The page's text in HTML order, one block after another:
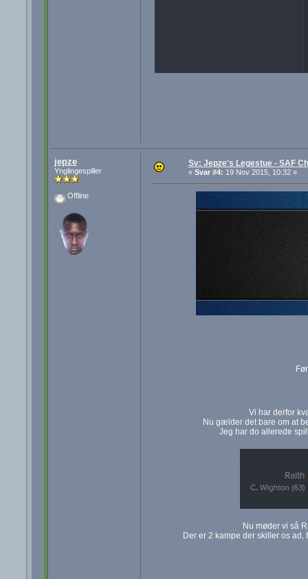
jepze
Ynglingespiller
Offline
Sv: Jepze's Legestue - SAF
« Svar #4: 19 Nov 2015, 10:32 »
Vi har derfor
Nu gælder det bare om at
Jeg har do allerede
Nu møder vi så
Der er 2 kampe der skiller os